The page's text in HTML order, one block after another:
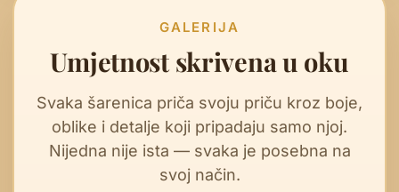
GALERIJA
Umjetnost skrivena u oku
Svaka šarenica priča svoju priču kroz boje,
oblike i detalje koji pripadaju samo njoj.
Nijedna nije ista — svaka je posebna na
svoj način.